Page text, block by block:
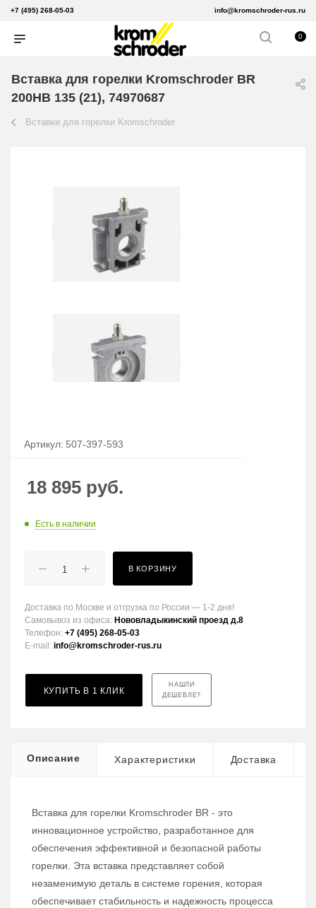
+7 (495) 268-05-03 info@kromschroder-rus.ru
0
Вставка для горелки Kromschroder BR
200HB 135 (21), 74970687
Вставки для горелки Kromschroder
Артикул: 507-397-593
18 895 руб.
Есть в наличии
В КОРЗИНУ
Доставка по Москве и отгрузка по России — 1-2 дня!
Самовывоз из офиса: Нововладыкинский проезд д.8
Телефон: +7 (495) 268-05-03
E-mail: info@kromschroder-rus.ru
КУПИТЬ В 1 КЛИК
НАШЛИ
ДЕШЕВЛЕ?
Описание Характеристики Доставка
Вставка для горелки Kromschroder BR - это
инновационное устройство, разработанное для
обеспечения эффективной и безопасной работы
горелки. Эта вставка представляет собой
незаменимую деталь в системе горения, которая
обеспечивает стабильность и надежность процесса